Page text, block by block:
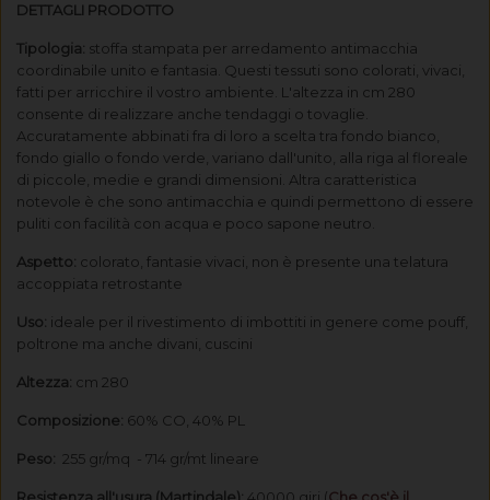
DETTAGLI PRODOTTO
Tipologia: stoffa stampata per arredamento antimacchia
coordinabile unito e fantasia. Questi tessuti sono colorati, vivaci,
fatti per arricchire il vostro ambiente. L'altezza in cm 280
consente di realizzare anche tendaggi o tovaglie.
Accuratamente abbinati fra di loro a scelta tra fondo bianco,
fondo giallo o fondo verde, variano dall'unito, alla riga al floreale
di piccole, medie e grandi dimensioni. Altra caratteristica
notevole è che sono antimacchia e quindi permettono di essere
puliti con facilità con acqua e poco sapone neutro.
Aspetto: colorato, fantasie vivaci, non è presente una telatura
accoppiata retrostante
Uso: ideale per il rivestimento di imbottiti in genere come pouff,
poltrone ma anche divani, cuscini
Altezza: cm 280
Composizione: 60% CO, 40% PL
Peso: 255 gr/mq - 714 gr/mt lineare